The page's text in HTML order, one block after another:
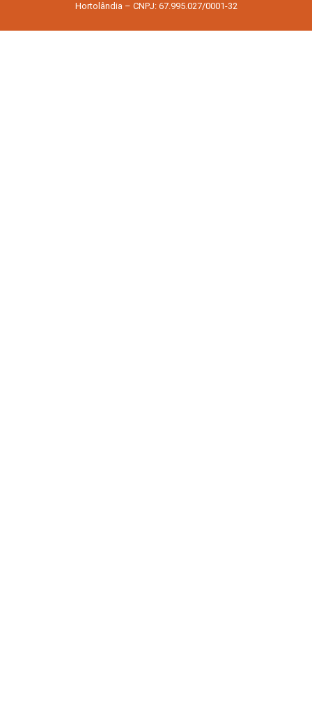
Hortolândia – CNPJ: 67.995.027/0001-32